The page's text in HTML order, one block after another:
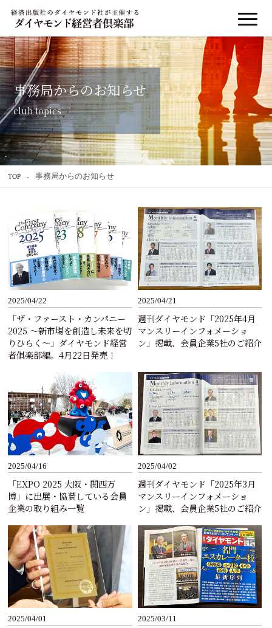
事務局からのお知らせ
club topics
TOP 事務局からのお知らせ
2025/04/22
「ザ・ファースト・カンパニー
2025 ～新市場を創造し未来を切
りひらく～」ダイヤモンド経営
者俱楽部編。4月22日発売！
2025/04/21
週刊ダイヤモンド「2025年4月
マンスリーインフォメーショ
ン」掲載、会員企業5社のご紹介
2025/04/16
「EXPO 2025 大阪・関西万
博」に出展・協賛している会員
企業の取り組み一覧
2025/04/02
週刊ダイヤモンド「2025年3月
マンスリーインフォメーショ
ン」掲載、会員企業5社のご紹介
2025/04/01 2025/03/11